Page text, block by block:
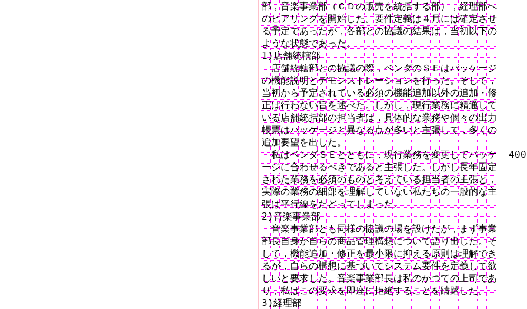
部，音楽事業部（ＣＤの販売を統括する部），経理部へ
のヒアリングを開始した。要件定義は４月には確定させ
る予定であったが，各部との協議の結果は，当初以下の
ような状態であった。
1)店舗統轄部
店舗統轄部との協議の際，ベンダのＳＥはパッケージ
の機能説明とデモンストレーションを行った。そして，
当初から予定されている必須の機能追加以外の追加・修
正は行わない旨を述べた。しかし，現行業務に精通して
いる店舗統括部の担当者は，具体的な業務や個々の出力
帳票はパッケージと異なる点が多いと主張して，多くの
追加要望を出した。
私はベンダＳＥとともに，現行業務を変更してパッケ  400
ージに合わせるべきであると主張した。しかし長年固定
された業務を必須のものと考えている担当者の主張と，
実際の業務の細部を理解していない私たちの一般的な主
張は平行線をたどってしまった。
2)音楽事業部
音楽事業部とも同様の協議の場を設けたが，まず事業
部長自身が自らの商品管理構想について語り出した。そ
して，機能追加・修正を最小限に抑える原則は理解でき
るが，自らの構想に基づいてシステム要件を定義して欲
しいと要求した。音楽事業部長は私のかつての上司であ
り，私はこの要求を即座に拒絶することを躊躇した。
3)経理部